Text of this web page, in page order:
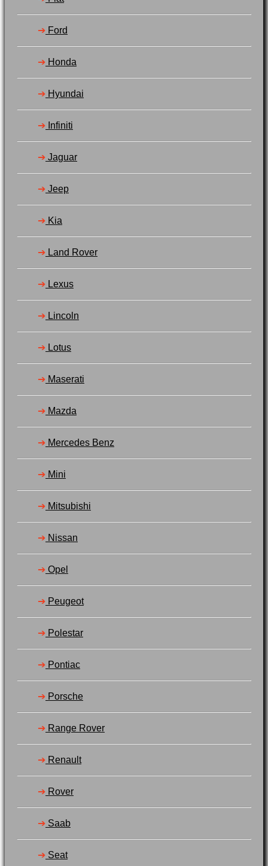
➔ Ford
➔ Honda
➔ Hyundai
➔ Infiniti
➔ Jaguar
➔ Jeep
➔ Kia
➔ Land Rover
➔ Lexus
➔ Lincoln
➔ Lotus
➔ Maserati
➔ Mazda
➔ Mercedes Benz
➔ Mini
➔ Mitsubishi
➔ Nissan
➔ Opel
➔ Peugeot
➔ Polestar
➔ Pontiac
➔ Porsche
➔ Range Rover
➔ Renault
➔ Rover
➔ Saab
➔ Seat